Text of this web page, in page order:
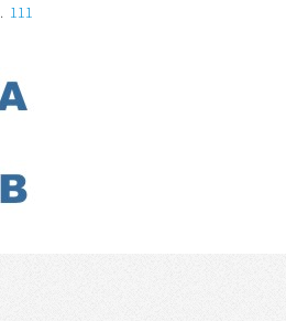
111